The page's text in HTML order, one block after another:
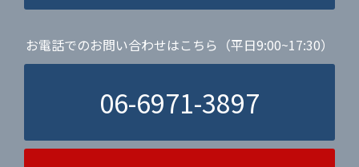
お電話でのお問い合わせはこちら（平日9:00~17:30）
06-6971-3897